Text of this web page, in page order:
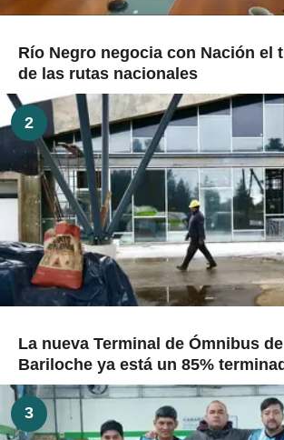
Río Negro negocia con Nación el
de las rutas nacionales
2
La nueva Terminal de Ómnibus de
Bariloche ya está un 85%
3